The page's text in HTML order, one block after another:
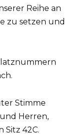
Reihe an
zu setzen und
Stimme
Herren,
Sitz 42C.